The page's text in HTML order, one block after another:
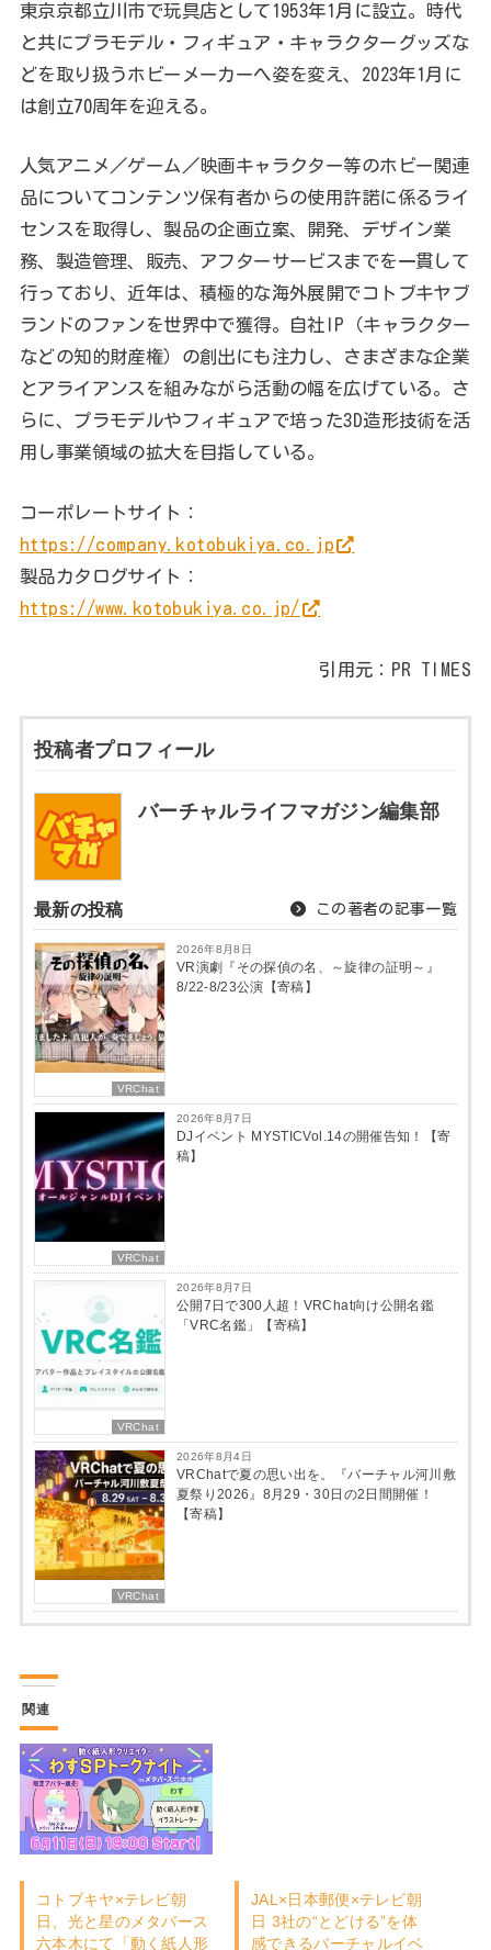
東京京都立川市で玩具店として1953年1月に設立。時代
と共にプラモデル・フィギュア・キャラクターグッズな
どを取り扱うホビーメーカーへ姿を変え、2023年1月に
は創立70周年を迎える。
人気アニメ／ゲーム／映画キャラクター等のホビー関連
品についてコンテンツ保有者からの使用許諾に係るライ
センスを取得し、製品の企画立案、開発、デザイン業
務、製造管理、販売、アフターサービスまでを一貫して
行っており、近年は、積極的な海外展開でコトブキヤブ
ランドのファンを世界中で獲得。自社IP（キャラクター
などの知的財産権）の創出にも注力し、さまざまな企業
とアライアンスを組みながら活動の幅を広げている。さ
らに、プラモデルやフィギュアで培った3D造形技術を活
用し事業領域の拡大を目指している。
コーポレートサイト：
https://company.kotobukiya.co.jp
製品カタログサイト：
https://www.kotobukiya.co.jp/
引用元：PR TIMES
投稿者プロフィール
バーチャルライフマガジン編集部
最新の投稿 この著者の記事一覧
VRChat
2026年8月8日
VR演劇『その探偵の名、～旋律の証明～』
8/22-8/23公演【寄稿】
VRChat
2026年8月7日
DJイベント MYSTICVol.14の開催告知！【寄
稿】
VRChat
2026年8月7日
公開7日で300人超！VRChat向け公開名鑑
「VRC名鑑」【寄稿】
VRChat
2026年8月4日
VRChatで夏の思い出を。『バーチャル河川敷
夏祭り2026』8月29・30日の2日間開催！
【寄稿】
関連
コトブキヤ×テレビ朝
日、光と星のメタバース
六本木にて「動く紙人形
JAL×日本郵便×テレビ朝
日 3社の“とどける”を体
感できるバーチャルイベ